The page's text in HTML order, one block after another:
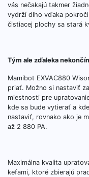
vás nečakajú takmer
vydrží dlho vďaka
čistiacej plochy sa stará
Tým ale zďaleka
Mamibot EXVAC880
priať. Možno si nastaviť
miestnosti pre
kde sa bude vytierať a
nastaviť, rovnako ako je
až 2 880 PA.
Maximálna kvalita
kefami, ktoré zbierajú